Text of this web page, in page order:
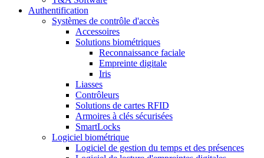
Authentification
Systèmes de contrôle d'accès
Accessoires
Solutions biométriques
Reconnaissance faciale
Empreinte digitale
Iris
Liasses
Contrôleurs
Solutions de cartes RFID
Armoires à clés sécurisées
SmartLocks
Logiciel biométrique
Logiciel de gestion du temps et des présences